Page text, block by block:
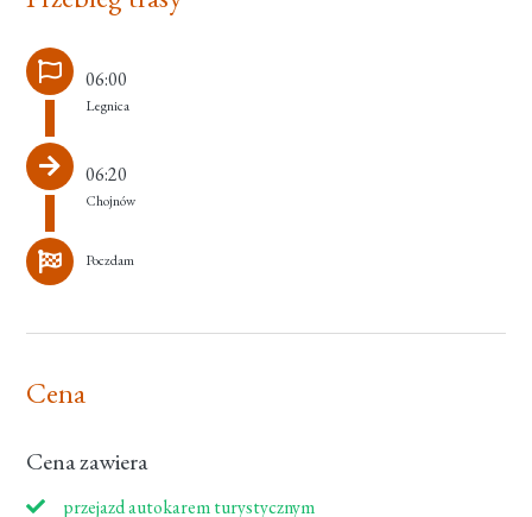
06:00
Legnica
06:20
Chojnów
Poczdam
Cena
Cena zawiera
przejazd autokarem turystycznym